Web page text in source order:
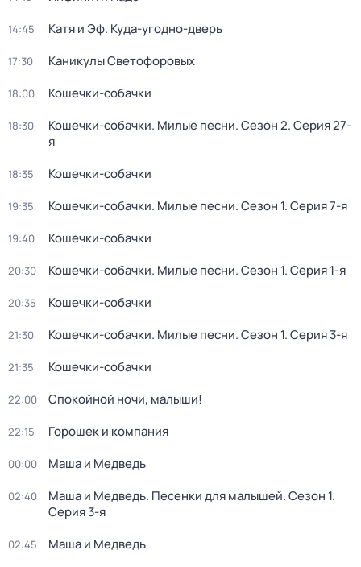
14:45 Катя и Эф. Куда-угодно-дверь
17:30 Каникулы Светофоровых
18:00 Кошечки-собачки
18:30 Кошечки-собачки. Милые песни. Сезон 2. Серия 27-
я
18:35 Кошечки-собачки
19:35 Кошечки-собачки. Милые песни. Сезон 1. Серия 7-я
19:40 Кошечки-собачки
20:30 Кошечки-собачки. Милые песни. Сезон 1. Серия 1-я
20:35 Кошечки-собачки
21:30 Кошечки-собачки. Милые песни. Сезон 1. Серия 3-я
21:35 Кошечки-собачки
22:00 Спокойной ночи, малыши!
22:15 Горошек и компания
00:00 Маша и Медведь
02:40 Маша и Медведь. Песенки для малышей. Сезон 1.
Серия 3-я
02:45 Маша и Медведь